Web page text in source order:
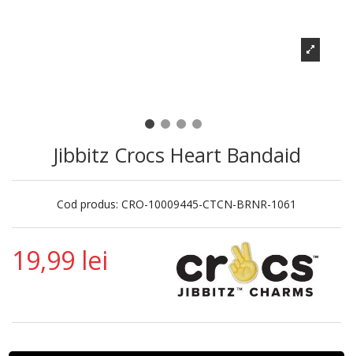
Jibbitz Crocs Heart Bandaid
Cod produs: CRO-10009445-CTCN-BRNR-1061
19,99 lei